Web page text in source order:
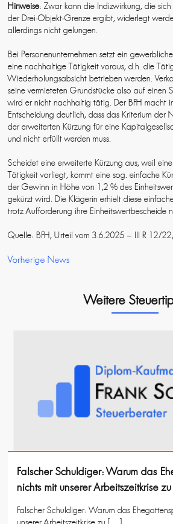
Hinweise: Zwar kann die Indizwirkung, die
der Drei-Objekt-Grenze ergibt, widerlegt
allerdings nicht gelungen.
Bei Personenunternehmen setzt ein
eine nachhaltige Tätigkeit voraus, d.h. die
Wiederholungsabsicht betrieben werden.
seine vermieteten Grundstücke also auf einen
wird er nicht nachhaltig tätig. Der BFH macht
Entscheidung deutlich, dass das Kriterium der
der erweiterten Kürzung für eine
und nicht erfüllt werden muss.
Scheidet eine erweiterte Kürzung aus, weil
Tätigkeit vorliegt, kommt eine sog. einfache
der Gewinn in Höhe von 1,2 % des
gekürzt wird. Die Klägerin erhielt diese
trotz Aufforderung ihre Einheitswertbescheide
Quelle: BFH, Urteil vom 3.6.2025 – III R 12/
Vorherige News
Weitere
Falscher Schuldiger: Warum das
nichts mit unserer Arbeitszeitkrise
Falscher Schuldiger: Warum das